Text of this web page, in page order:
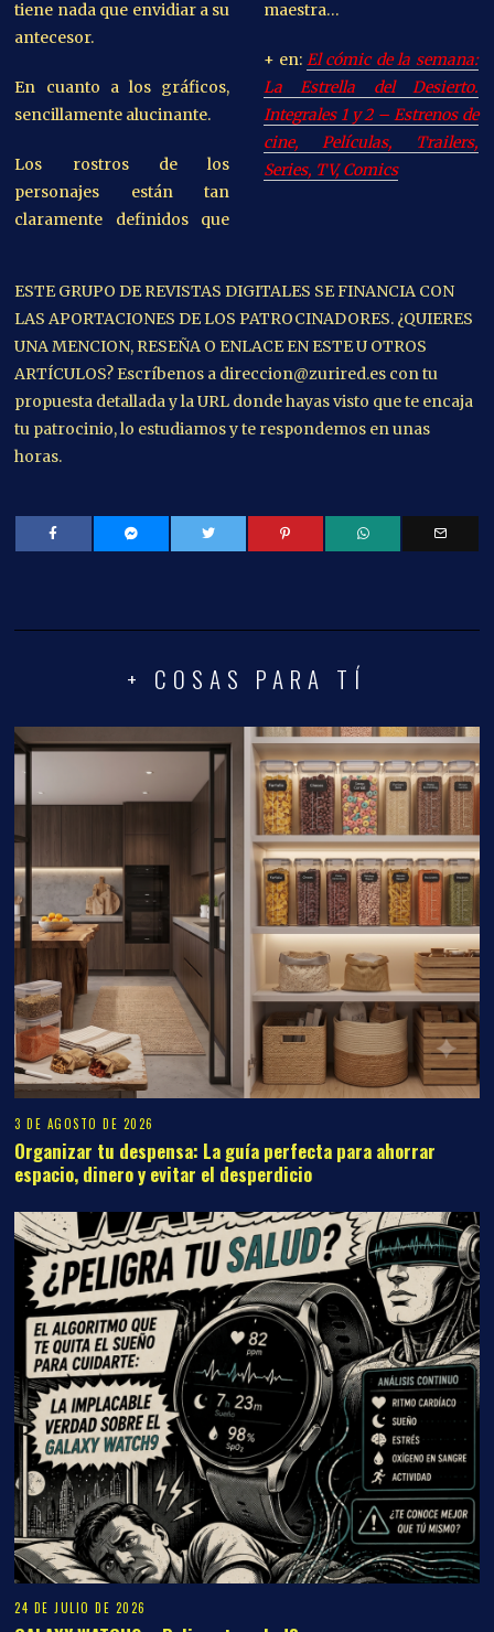
tiene nada que envidiar a su
antecesor.
En cuanto a los gráficos,
sencillamente alucinante.
Los rostros de los
personajes están tan
claramente definidos que
maestra…
+ en: El cómic de la semana:
La Estrella del Desierto.
Integrales 1 y 2 – Estrenos de
cine, Películas, Trailers,
Series, TV, Comics
ESTE GRUPO DE REVISTAS DIGITALES SE FINANCIA CON
LAS APORTACIONES DE LOS PATROCINADORES. ¿QUIERES
UNA MENCION, RESEÑA O ENLACE EN ESTE U OTROS
ARTÍCULOS? Escríbenos a direccion@zurired.es con tu
propuesta detallada y la URL donde hayas visto que te encaja
tu patrocinio, lo estudiamos y te respondemos en unas
horas.
+ COSAS PARA TÍ
3 DE AGOSTO DE 2026
Organizar tu despensa: La guía perfecta para ahorrar
espacio, dinero y evitar el desperdicio
24 DE JULIO DE 2026